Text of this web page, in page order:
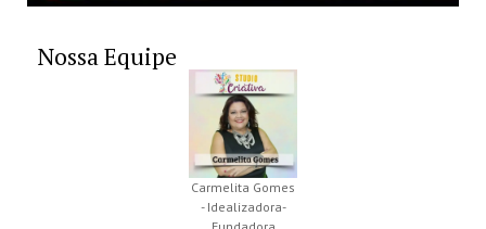
Nossa Equipe
Carmelita Gomes
- Idealizadora-